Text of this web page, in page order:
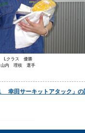
Lクラス 優勝
山内 理枝 選手
幸田サーキットアタック」